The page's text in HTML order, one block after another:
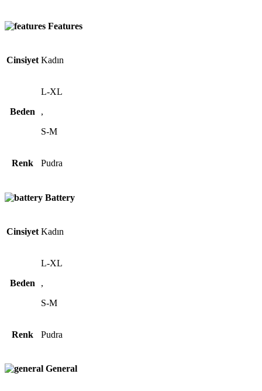
Features
Cinsiyet Kadın
Beden
L-XL
,
S-M
Renk Pudra
Battery
Cinsiyet Kadın
Beden
L-XL
,
S-M
Renk Pudra
General